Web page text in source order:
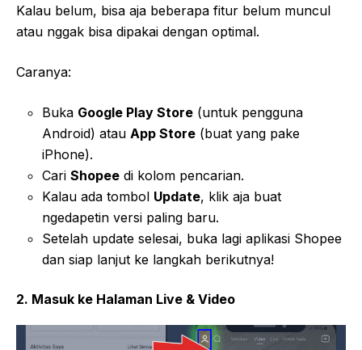
Kalau belum, bisa aja beberapa fitur belum muncul
atau nggak bisa dipakai dengan optimal.
Caranya:
Buka Google Play Store (untuk pengguna
Android) atau App Store (buat yang pake
iPhone).
Cari Shopee di kolom pencarian.
Kalau ada tombol Update, klik aja buat
ngedapetin versi paling baru.
Setelah update selesai, buka lagi aplikasi Shopee
dan siap lanjut ke langkah berikutnya!
2. Masuk ke Halaman Live & Video